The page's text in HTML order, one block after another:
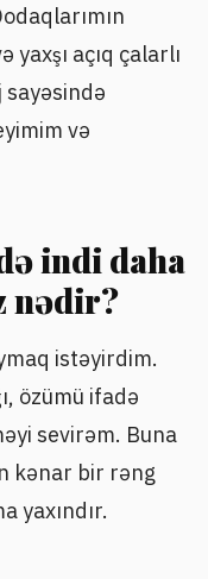
açıq çalarlı
sayəsində
və
indi daha
nədir?
istəyirdim.
özümü ifadə
sevirəm. Buna
kənar bir rəng
yaxındır.